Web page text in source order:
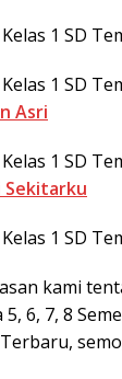
1 SD
1 SD
Asri
1 SD
Sekitarku
1 SD
kami
5, 6, 7, 8